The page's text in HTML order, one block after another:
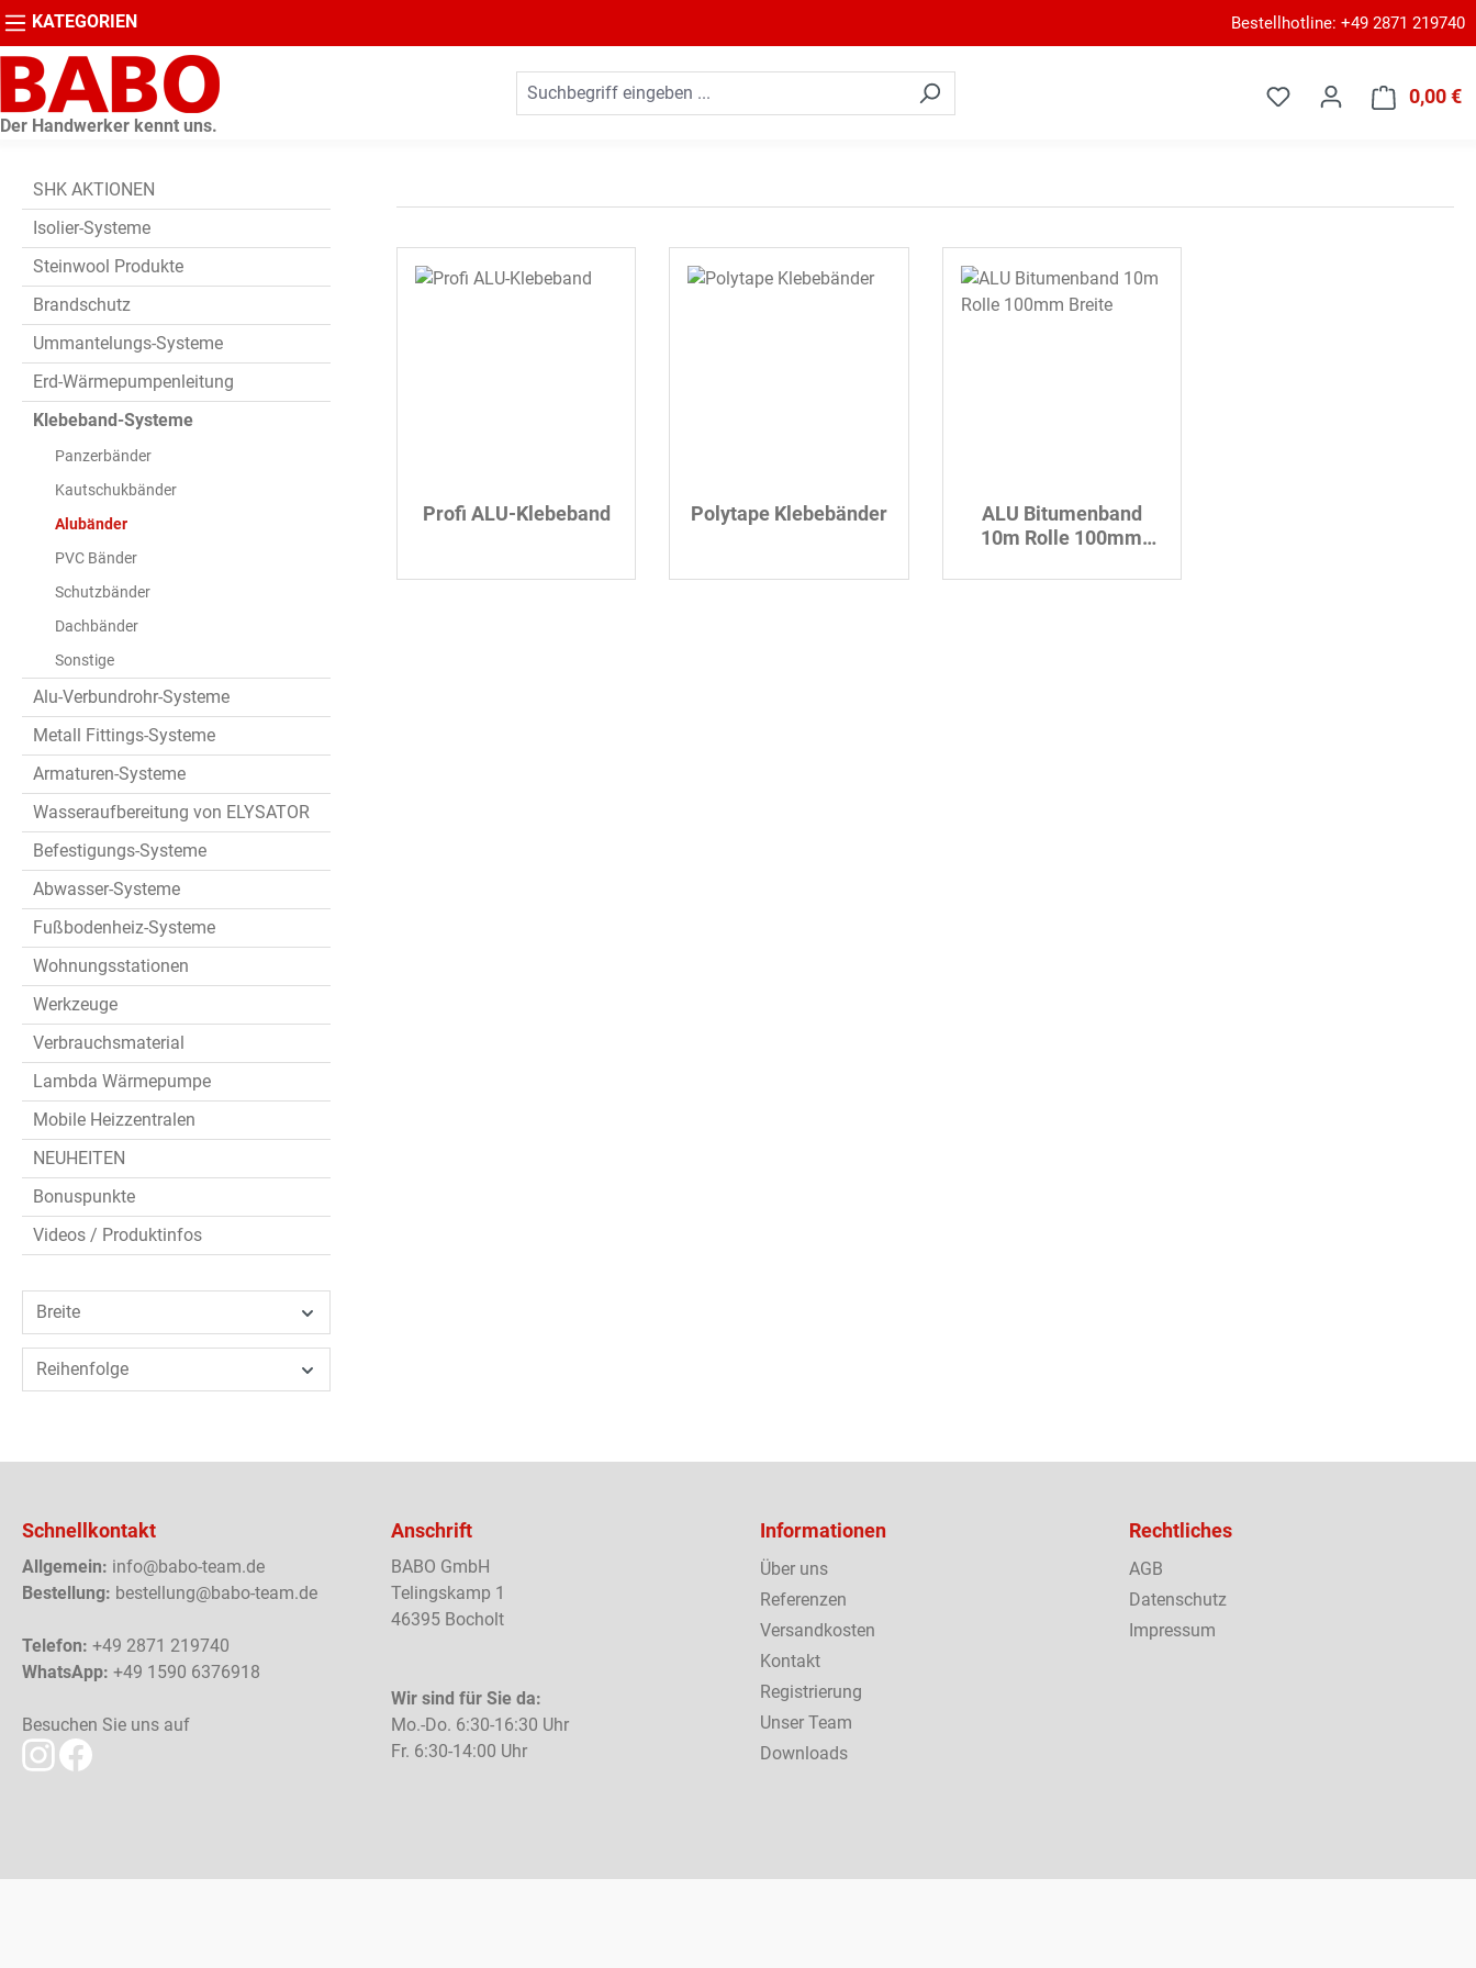
Zur Hauptnavigation springen Bestellhotline: +49 2871 219740
Der Handwerker kennt uns.
0,00 €
KATEGORIEN
SHK AKTIONEN
Isolier-Systeme
Steinwool Produkte
Brandschutz
Ummantelungs-Systeme
Erd-Wärmepumpenleitung
Klebeband-Systeme
Panzerbänder
Kautschukbänder
Alubänder
PVC Bänder
Schutzbänder
Dachbänder
Sonstige
Alu-Verbundrohr-Systeme
Metall Fittings-Systeme
Armaturen-Systeme
Wasseraufbereitung von ELYSATOR
Befestigungs-Systeme
Abwasser-Systeme
Fußbodenheiz-Systeme
Wohnungsstationen
Werkzeuge
Verbrauchsmaterial
Lambda Wärmepumpe
Mobile Heizzentralen
NEUHEITEN
Bonuspunkte
Videos / Produktinfos
Breite
Reihenfolge
Profi ALU-Klebeband Polytape Klebebänder
ALU Bitumenband
10m Rolle 100mm
Schnellkontakt
Allgemein: info@babo-team.de
Bestellung: bestellung@babo-team.de
Telefon: +49 2871 219740
WhatsApp: +49 1590 6376918
Besuchen Sie uns auf
Anschrift
BABO GmbH
Telingskamp 1
46395 Bocholt
Wir sind für Sie da:
Mo.-Do. 6:30-16:30 Uhr
Fr. 6:30-14:00 Uhr
Informationen
Über uns
Referenzen
Versandkosten
Kontakt
Registrierung
Unser Team
Downloads
Rechtliches
AGB
Datenschutz
Impressum